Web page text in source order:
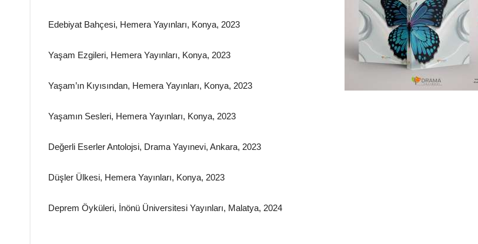
Edebiyat Bahçesi, Hemera Yayınları, Konya, 2023
Yaşam Ezgileri, Hemera Yayınları, Konya, 2023
Yaşam’ın Kıyısından, Hemera Yayınları, Konya, 2023
Yaşamın Sesleri, Hemera Yayınları, Konya, 2023
Değerli Eserler Antolojsi, Drama Yayınevi, Ankara, 2023
Düşler Ülkesi, Hemera Yayınları, Konya, 2023
Deprem Öyküleri, İnönü Üniversitesi Yayınları, Malatya, 2024